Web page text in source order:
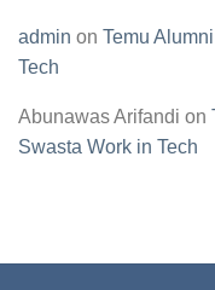
admin on Temu
Tech
Abunawas Arifandi on
Swasta Work in Tech